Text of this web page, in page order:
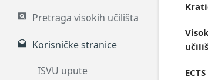
Pretraga visokih učilišta
Korisničke stranice
ISVU upute